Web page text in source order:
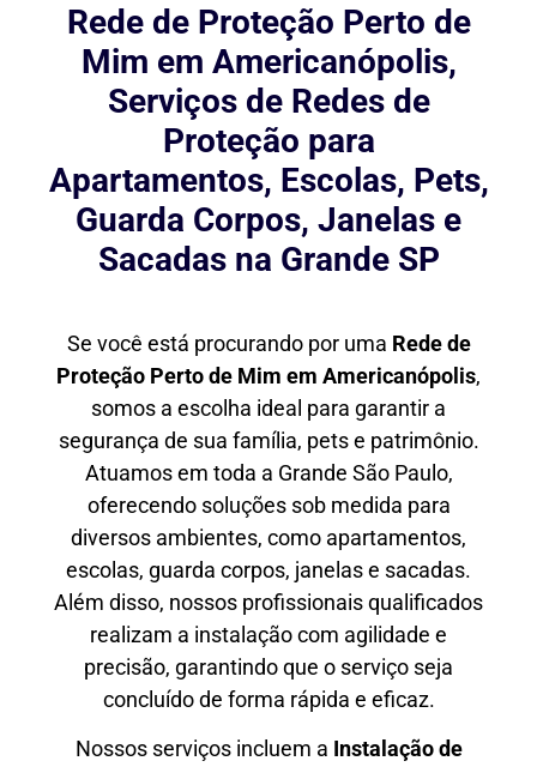
Rede de Proteção Perto de
Mim em Americanópolis,
Serviços de Redes de
Proteção para
Apartamentos, Escolas, Pets,
Guarda Corpos, Janelas e
Sacadas na Grande SP
Se você está procurando por uma Rede de
Proteção Perto de Mim em Americanópolis,
somos a escolha ideal para garantir a
segurança de sua família, pets e patrimônio.
Atuamos em toda a Grande São Paulo,
oferecendo soluções sob medida para
diversos ambientes, como apartamentos,
escolas, guarda corpos, janelas e sacadas.
Além disso, nossos profissionais qualificados
realizam a instalação com agilidade e
precisão, garantindo que o serviço seja
concluído de forma rápida e eficaz.
Nossos serviços incluem a Instalação de